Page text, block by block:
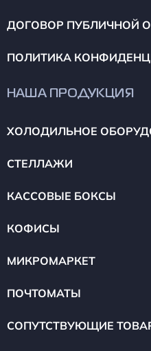
ДОГОВОР ПУБЛИЧНОЙ
ПОЛИТИКА
НАША ПРОДУКЦИЯ
ХОЛОДИЛЬНОЕ
СТЕЛЛАЖИ
КАССОВЫЕ БОКСЫ
КОФИСЫ
МИКРОМАРКЕТ
ПОЧТОМАТЫ
СОПУТСТВУЮЩИЕ